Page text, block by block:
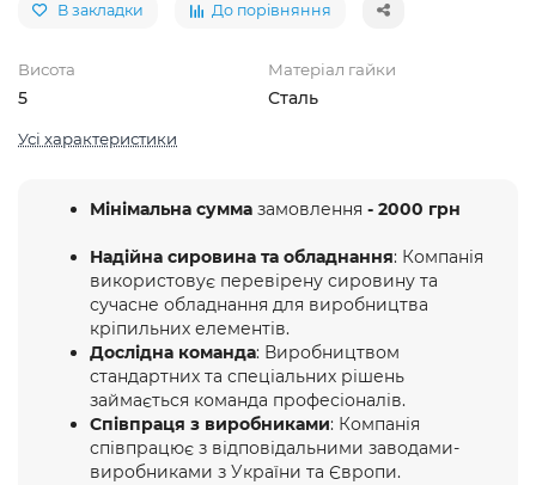
В закладки До порівняння
Висота
5
Матеріал гайки
Сталь
Усі характеристики
Мінімальна сумма замовлення - 2000 грн
Надійна сировина та обладнання: Компанія
використовує перевірену сировину та
сучасне обладнання для виробництва
кріпильних елементів.
Дослідна команда: Виробництвом
стандартних та спеціальних рішень
займається команда професіоналів.
Співпраця з виробниками: Компанія
співпрацює з відповідальними заводами-
виробниками з України та Європи.